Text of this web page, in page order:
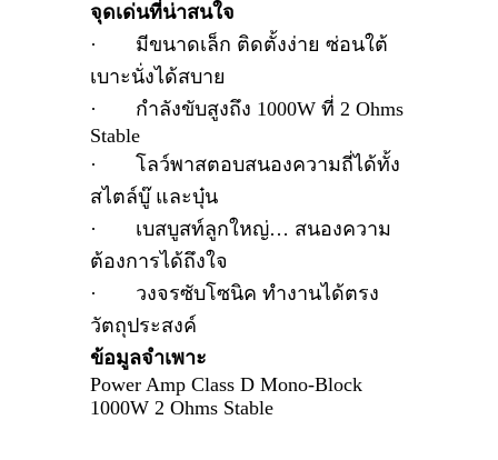
จุดเด่นที่น่าสนใจ
· มีขนาดเล็ก ติดตั้งง่าย ซ่อนใต้
เบาะนั่งได้สบาย
· กำลังขับสูงถึง 1000W ที่ 2 Ohms
Stable
· โลว์พาสตอบสนองความถี่ได้ทั้ง
สไตล์บู๊ และบุ๋น
· เบสบูสท์ลูกใหญ่… สนองความ
ต้องการได้ถึงใจ
· วงจรซับโซนิค ทำงานได้ตรง
วัตถุประสงค์
ข้อมูลจำเพาะ
Power Amp Class D Mono-Block
1000W 2 Ohms Stable